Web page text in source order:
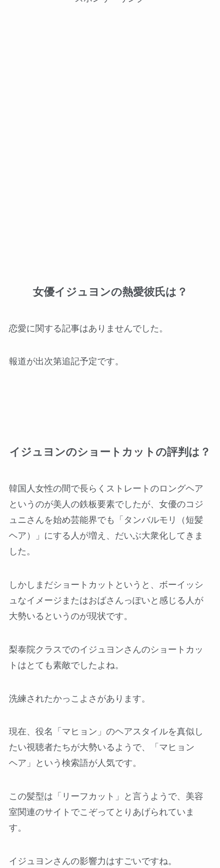
女優イジュヨンの熱愛彼氏は？
恋愛に関する記事はありませんでした。
報道が出次第追記予定です。
イジュヨンのショートカットの評判は？
韓国人女性の間で長らくストレートのロングヘア
というのが美人の鉄板要素でしたが、女優のコジ
ュニさんを始め芸能界でも「タンバルモリ（短髪
ヘア）」にする人が増え、だいぶ大衆化してきま
した。
しかしまだショートカットというと、ボーイッシ
ュなイメージまたはおばさんっぽいと感じる人が
大勢いるというのが現状です。
梨泰院クラスでのイジュヨンさんのショートカッ
トはとても素敵でしたよね。
洗練されたかっこよさがあります。
現在、役名「マヒョン」のヘアスタイルを真似し
たい視聴者たちが大勢いるようで、「マヒョン
ヘア」という検索語が人気です。
この髪型は「リーフカット」と言うようで、美容
室関連のサイトでこぞってとりあげられていま
す。
イジュヨンさんの影響力はすごいですね。